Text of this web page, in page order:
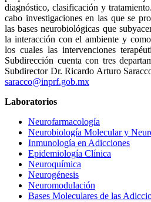
diagnóstico, clasificación y
cabo investigaciones en las que se
las bases neurobiológicas que
la interacción con el ambiente y
los cuales las intervenciones
Subdirección cuenta con tres
Subdirector Dr. Ricardo Arturo
saracco@inprf.gob.mx
Laboratorios
Neurofarmacología
Neurobiología Molecular y
Inmunología en Adicciones
Epidemiología Clínica
Neuroquímica
Neurogénesis
Neuromodulación
Bases Moleculares de las